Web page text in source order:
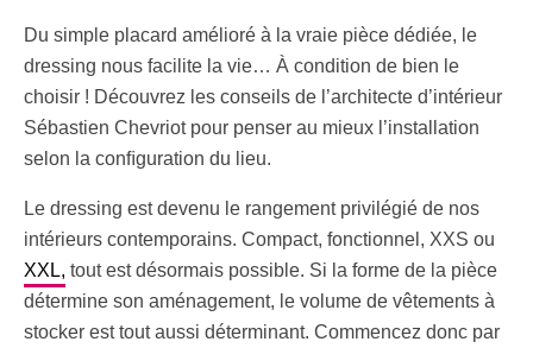
Du simple placard amélioré à la vraie pièce dédiée, le
dressing nous facilite la vie… À condition de bien le
choisir ! Découvrez les conseils de l’architecte d’intérieur
Sébastien Chevriot pour penser au mieux l’installation
selon la conﬁguration du lieu.
Le dressing est devenu le rangement privilégié de nos
intérieurs contemporains. Compact, fonctionnel, XXS ou
XXL, tout est désormais possible. Si la forme de la pièce
détermine son aménagement, le volume de vêtements à
stocker est tout aussi déterminant. Commencez donc par